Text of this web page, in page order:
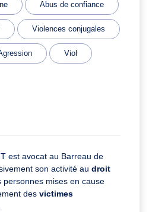
Abus de confiance
Violences conjugales
Viol
est avocat au Barreau de
son activité au droit
personnes mises en cause
des victimes